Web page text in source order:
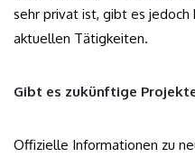
sehr privat ist, gibt es
aktuellen Tätigkeiten.
Gibt es zukünftige
Offizielle Informationen zu